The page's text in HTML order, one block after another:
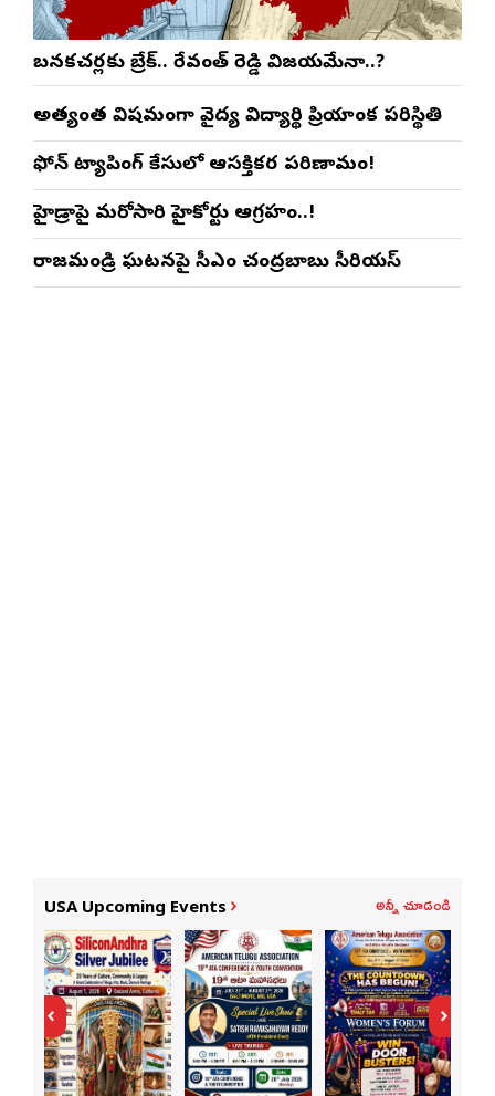
బనకచర్లకు బ్రేక్.. రేవంత్ రెడ్డి విజయమేనా..?
అత్యంత విషమంగా వైద్య విద్యార్థిని ప్రియాంక పరిస్థితి
ఫోన్ ట్యాపింగ్ కేసులో ఆసక్తికర పరిణామం!
హైడ్రాపై మరోసారి హైకోర్టు ఆగ్రహం..!
రాజమండ్రి ఘటనపై సీఎం చంద్రబాబు సీరియస్
USA Upcoming Events అన్నీ చూడండి